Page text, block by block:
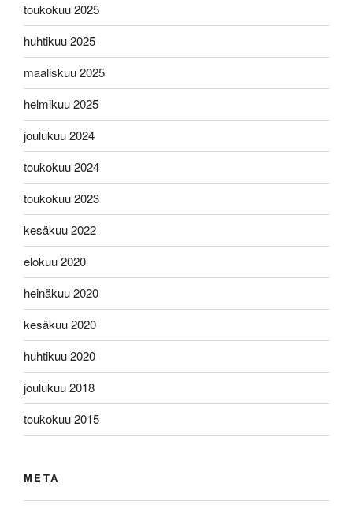
toukokuu 2025
huhtikuu 2025
maaliskuu 2025
helmikuu 2025
joulukuu 2024
toukokuu 2024
toukokuu 2023
kesäkuu 2022
elokuu 2020
heinäkuu 2020
kesäkuu 2020
huhtikuu 2020
joulukuu 2018
toukokuu 2015
META